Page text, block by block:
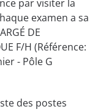
par visiter la
examen a sa
DE
F/H (Référence:
- Pôle G
des postes